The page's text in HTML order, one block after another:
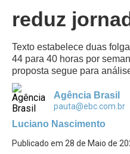
reduz
Texto estabelece duas
44 para 40 horas por
proposta segue para
Agência Brasil
pauta@ebc.com.br
Luciano Nascimento
Publicado em 28 de Maio de